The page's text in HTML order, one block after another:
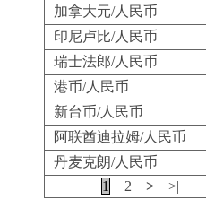
加拿大元/人民币
印尼卢比/人民币
瑞士法郎/人民币
港币/人民币
新台币/人民币
阿联酋迪拉姆/人民币
丹麦克朗/人民币
1 2 > >|